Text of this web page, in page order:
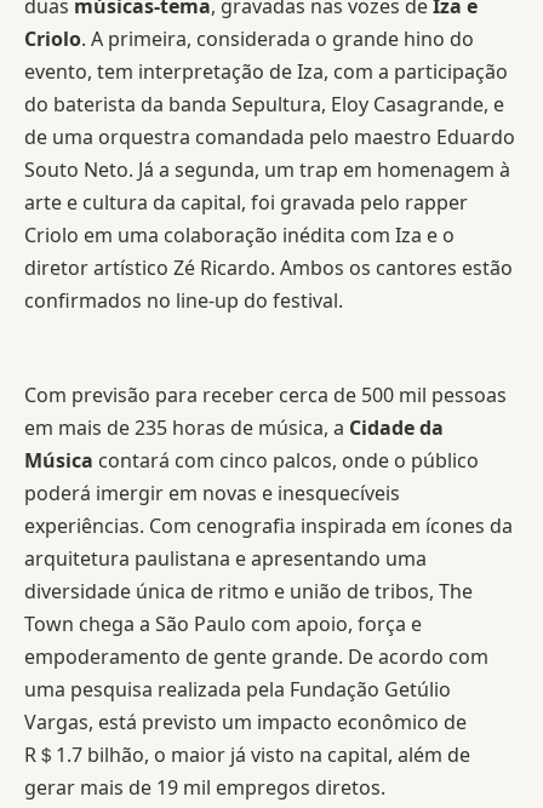
duas músicas-tema, gravadas nas vozes deIza e
Criolo. A primeira, considerada o grande hino do
evento, tem interpretação de Iza, com a participação
do baterista da banda Sepultura, Eloy Casagrande, e
de uma orquestra comandada pelo maestro Eduardo
Souto Neto. Já a segunda, um trap em homenagem à
arte e cultura da capital, foi gravada pelo rapper
Criolo em uma colaboração inédita com Iza e o
diretor artístico Zé Ricardo. Ambos os cantores estão
confirmados no line-up do festival.
Com previsão para receber cerca de 500 mil pessoas
em mais de 235 horas de música, a Cidade da
Música contará com cinco palcos, onde o público
poderá imergir em novas e inesquecíveis
experiências. Com cenografia inspirada em ícones da
arquitetura paulistana e apresentando uma
diversidade única de ritmo e união de tribos, The
Town chega a São Paulo com apoio, força e
empoderamento de gente grande. De acordo com
uma pesquisa realizada pela Fundação Getúlio
Vargas, está previsto um impacto econômico de
R＄1.7 bilhão, o maior já visto na capital, além de
gerar mais de 19 mil empregos diretos.